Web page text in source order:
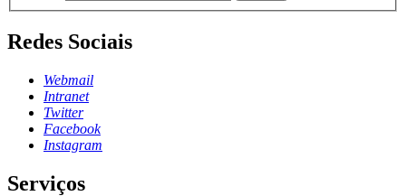
Redes Sociais
Webmail
Intranet
Twitter
Facebook
Instagram
Serviços